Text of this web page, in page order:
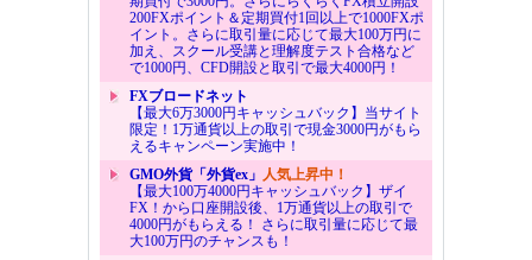
200FXポイント＆定期買付1回以上で1000FXポ
イント。さらに取引量に応じて最大100万円に
加え、スクール受講と理解度テスト合格など
で1000円、CFD開設と取引で最大4000円！
FXブロードネット
【最大6万3000円キャッシュバック】当サイト
限定！1万通貨以上の取引で現金3000円がもら
えるキャンペーン実施中！
GMO外貨「外貨ex」 人気上昇中！
【最大100万4000円キャッシュバック】ザイ
FX！から口座開設後、1万通貨以上の取引で
4000円がもらえる！ さらに取引量に応じて最
大100万円のチャンスも！